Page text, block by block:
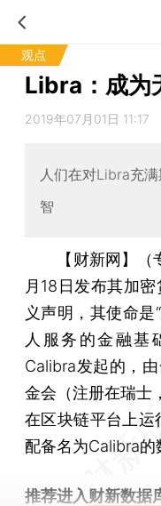
观点
Libra：成为
2019年07月01日 11:17
人们在对Libra充
智
【财新网】（
月18日发布其加
义声明，其使命
人服务的金融基
Calibra发起的，
金会（注册在瑞士
在区块链平台上
配备名为Calibra的
推荐进入财新数据